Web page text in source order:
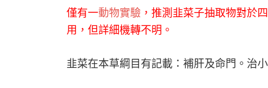
僅有一動物實驗 ，推測韭菜子抽取物對於
用，但詳細機轉不明。
韭菜在本草綱目有記載：補肝及命門。治